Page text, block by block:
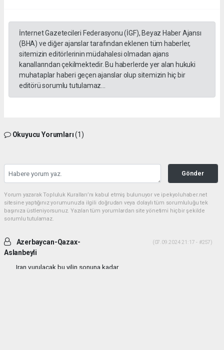
İnternet Gazetecileri Federasyonu (İGF), Beyaz Haber Ajansı
(BHA) ve diğer ajanslar tarafından eklenen tüm haberler,
sitemizin editörlerinin müdahalesi olmadan ajans
kanallarından çekilmektedir. Bu haberlerde yer alan hukuki
muhataplar haberi geçen ajanslar olup sitemizin hiç bir
editörü sorumlu tutulamaz...
Okuyucu Yorumları(1)
Gönder
Yorum yazarak Topluluk Kuralları’nı kabul etmiş bulunuyor ve ipekyoluhaber.net
sitesine yaptığınız yorumunuzla ilgili doğrudan veya dolaylı tüm sorumluluğu tek
başınıza üstleniyorsunuz. Yazılan tüm yorumlardan site yönetimi hiçbir şekilde
sorumlu tutulamaz.
Azerbaycan-Qazax-
Aslanbeyli
(07.09.2024 21:17 - #257)
Iran vurulacak bu yilin sonuna kadar...